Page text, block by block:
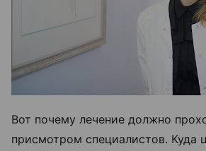
Вот почему лечение должно
присмотром специалистов. Куда